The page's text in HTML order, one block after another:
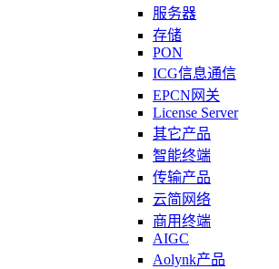
服务器
存储
PON
ICG信息通信
EPCN网关
License Server
其它产品
智能终端
传输产品
云简网络
商用终端
AIGC
Aolynk产品